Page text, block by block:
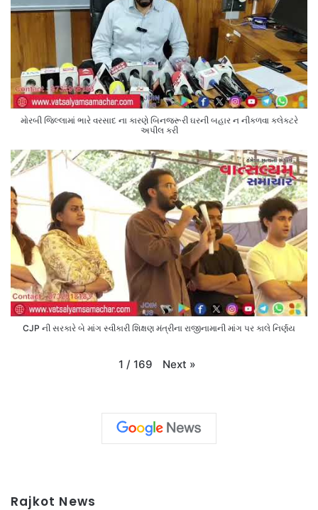
મોરબી જિલ્લામાં ભારે વરસાદ ના કારણે બિનજરૂરી ઘરની બહાર ન નીકળવા કલેક્ટરે
અપીલ કરી
CJP ની સરકારે બે માંગ સ્વીકારી શિક્ષણ મંત્રીના રાજીનામાની માંગ પર કાલે નિર્ણય
1 / 169 Next »
Rajkot News